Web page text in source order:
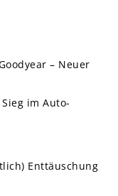
– Neuer
im Auto-
Enttäuschung